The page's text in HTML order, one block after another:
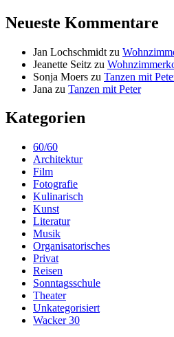
Neueste Kommentare
Jan Lochschmidt zu
Jeanette Seitz zu
Sonja Moers zu Tanzen mit
Jana zu Tanzen mit Peter
Kategorien
60/60
Architektur
Film
Fotografie
Kulinarisch
Kunst
Literatur
Musik
Organisatorisches
Privat
Reisen
Sonntagsschule
Theater
Unkategorisiert
Wacker 30